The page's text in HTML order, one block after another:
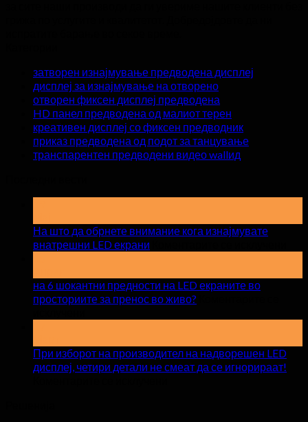
затворен изнајмување предводена дисплеј
дисплеј за изнајмување на отворено
отворен фиксен дисплеј предводена
HD панел предводена од малиот терен
креативен дисплеј со фиксен предводник
приказ предводена од подот за танцување
транспарентен предводени видео wallид
На што да обрнете внимание кога изнајмувате
внатрешни LED екрани
на 6 шокантни предности на LED екраните во
просториите за пренос во живо?
шокантни
предности
При изборот на производител на надворешен LED
дисплеј, четири детали не смеат да се игнорираат!